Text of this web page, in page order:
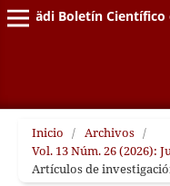
Pädi Boletín Científico
Inicio / Archivos /
Vol. 13 Núm. 26 (2026):
Artículos de